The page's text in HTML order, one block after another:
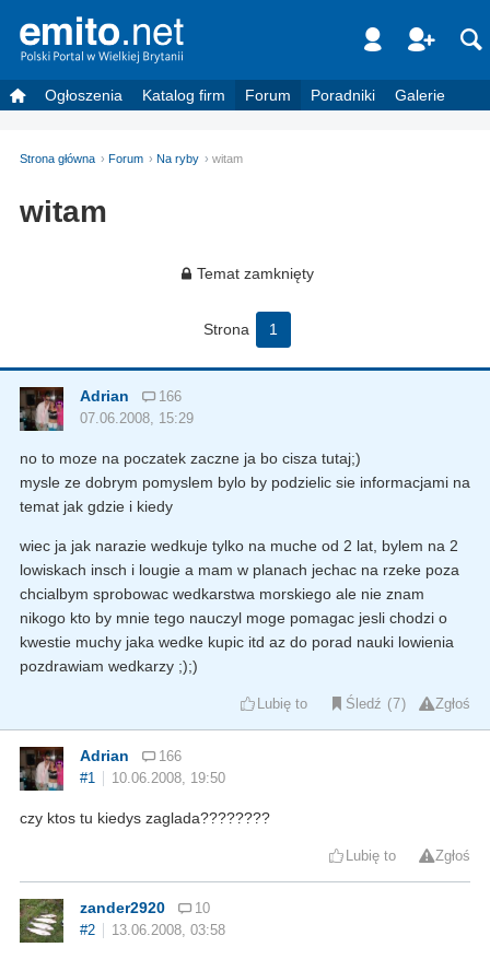
Ogłoszenia Katalog firm Forum Poradniki Galerie
Strona główna Forum Na ryby witam
witam
Temat zamknięty
Strona 1
Adrian
166
07.06.2008, 15:29
no to moze na poczatek zaczne ja bo cisza tutaj;)
mysle ze dobrym pomyslem bylo by podzielic sie informacjami na
temat jak gdzie i kiedy
wiec ja jak narazie wedkuje tylko na muche od 2 lat, bylem na 2
lowiskach insch i lougie a mam w planach jechac na rzeke poza
chcialbym sprobowac wedkarstwa morskiego ale nie znam
nikogo kto by mnie tego nauczyl moge pomagac jesli chodzi o
kwestie muchy jaka wedke kupic itd az do porad nauki lowienia
pozdrawiam wedkarzy ;);)
Lubię to Śledź 7 Zgłoś
Adrian
166
#1
10.06.2008, 19:50
czy ktos tu kiedys zaglada????????
Lubię to Zgłoś
zander2920
10
#2
13.06.2008, 03:58